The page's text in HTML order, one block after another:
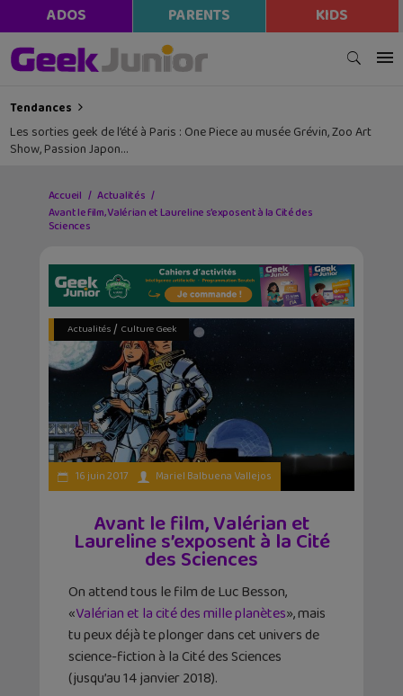
ADOS PARENTS KIDS
Tendances
Les sorties geek de l’été à Paris : One Piece au musée Grévin, Zoo Art
Show, Passion Japon…
Accueil
Actualités
Avant le film, Valérian et Laureline s’exposent à la Cité des
Sciences
Actualités/ Culture Geek
16 juin 2017 Mariel Balbuena Vallejos
Avant le film, Valérian et
Laureline s’exposent à la Cité
des Sciences
On attend tous le film de Luc Besson,
«Valérian et la cité des mille planètes», mais
tu peux déjà te plonger dans cet univers de
science-fiction à la Cité des Sciences
(jusqu’au 14 janvier 2018).